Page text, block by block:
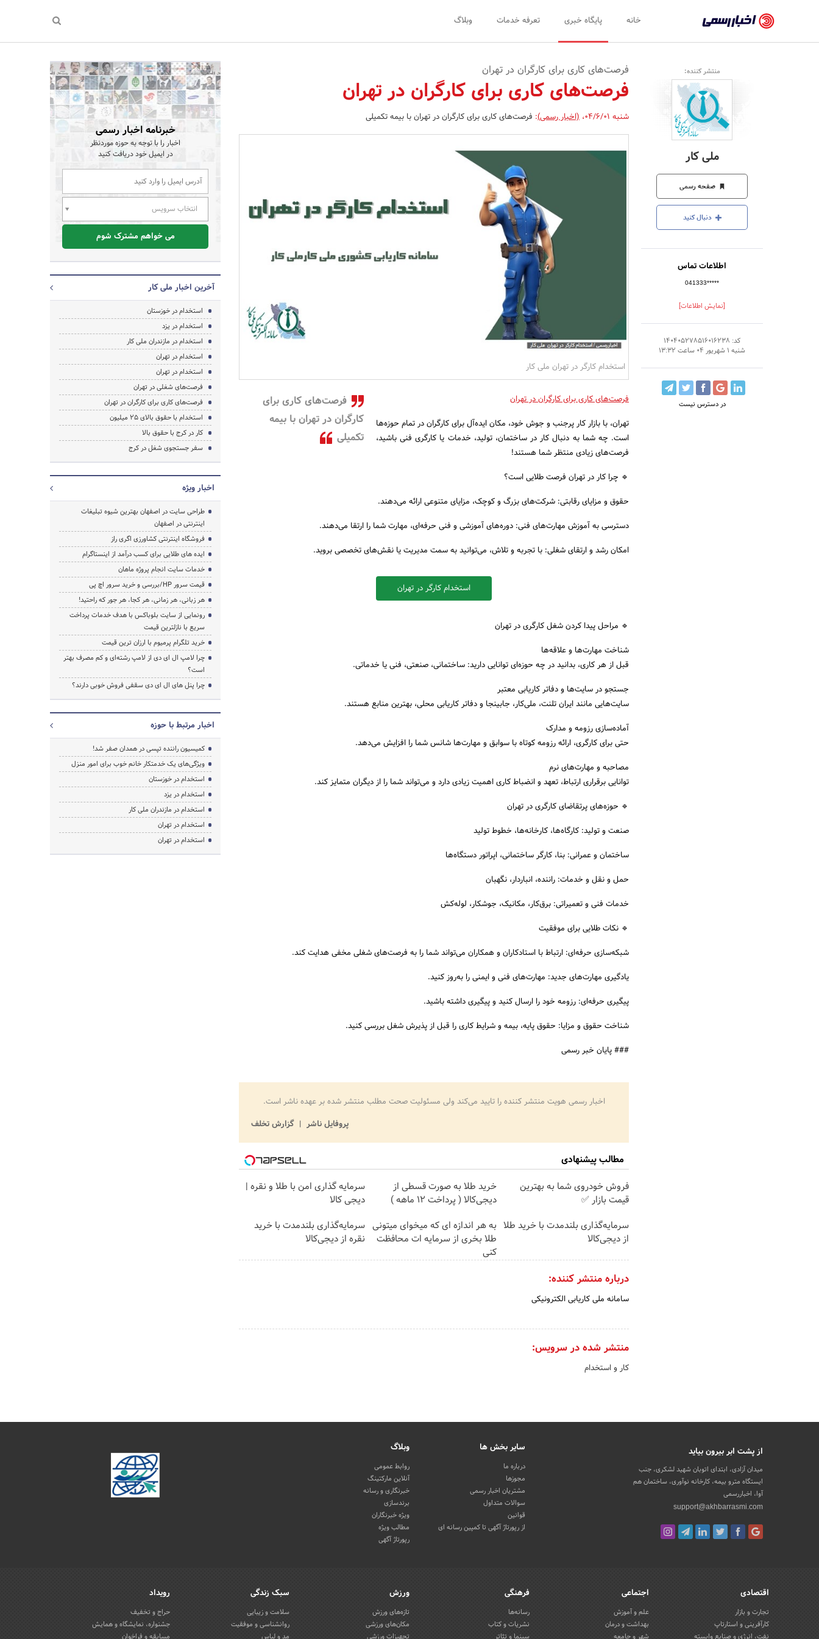
رسمی
-
اخبار
تایید
شده
شرکت‌ها،
سازمان‌ها
و
روابط
عمومی‌ها
خانه پایگاه خبری تعرفه خدمات وبلاگ
منتشر کننده:
ملی کار
صفحه رسمی
دنبال کنید
اطلاعات تماس
041333*****
[نمایش اطلاعات]
کد: 140405278516016238
شنبه 1 شهریور 04 ساعت 13:32
در دسترس نیست
فرصت‌های کاری برای کارگران در تهران
فرصت‌های کاری برای کارگران در تهران
شنبه 04/6/01 ، (اخبار رسمی): فرصت‌های کاری برای کارگران در تهران با بیمه تکمیلی
استخدام کارگر در تهران ملی کار
فرصت‌های کاری برای
کارگران در تهران با بیمه
تکمیلی
فرصت‌های کاری برای کارگران در تهران
تهران، با بازار کار پرجنب و جوش خود، مکان ایده‌آل برای کارگران در تمام حوزه‌ها
است. چه شما به دنبال کار در ساختمان، تولید، خدمات یا کارگری فنی باشید،
فرصت‌های زیادی منتظر شما هستند!
🔹 چرا کار در تهران فرصت طلایی است؟
حقوق و مزایای رقابتی: شرکت‌های بزرگ و کوچک، مزایای متنوعی ارائه می‌دهند.
دسترسی به آموزش مهارت‌های فنی: دوره‌های آموزشی و فنی حرفه‌ای، مهارت شما را ارتقا می‌دهند.
امکان رشد و ارتقای شغلی: با تجربه و تلاش، می‌توانید به سمت مدیریت یا نقش‌های تخصصی بروید.
استخدام کارگر در تهران
🔹 مراحل پیدا کردن شغل کارگری در تهران
شناخت مهارت‌ها و علاقه‌ها
قبل از هر کاری، بدانید در چه حوزه‌ای توانایی دارید: ساختمانی، صنعتی، فنی یا خدماتی.
جستجو در سایت‌ها و دفاتر کاریابی معتبر
سایت‌هایی مانند ایران تلنت، ملی‌کار، جابینجا و دفاتر کاریابی محلی، بهترین منابع هستند.
آماده‌سازی رزومه و مدارک
حتی برای کارگری، ارائه رزومه کوتاه با سوابق و مهارت‌ها شانس شما را افزایش می‌دهد.
مصاحبه و مهارت‌های نرم
توانایی برقراری ارتباط، تعهد و انضباط کاری اهمیت زیادی دارد و می‌تواند شما را از دیگران متمایز کند.
🔹 حوزه‌های پرتقاضای کارگری در تهران
صنعت و تولید: کارگاه‌ها، کارخانه‌ها، خطوط تولید
ساختمان و عمرانی: بنا، کارگر ساختمانی، اپراتور دستگاه‌ها
حمل و نقل و خدمات: راننده، انباردار، نگهبان
خدمات فنی و تعمیراتی: برق‌کار، مکانیک، جوشکار، لوله‌کش
🔹 نکات طلایی برای موفقیت
شبکه‌سازی حرفه‌ای: ارتباط با استادکاران و همکاران می‌تواند شما را به فرصت‌های شغلی مخفی هدایت کند.
یادگیری مهارت‌های جدید: مهارت‌های فنی و ایمنی را به‌روز کنید.
پیگیری حرفه‌ای: رزومه خود را ارسال کنید و پیگیری داشته باشید.
شناخت حقوق و مزایا: حقوق پایه، بیمه و شرایط کاری را قبل از پذیرش شغل بررسی کنید.
### پایان خبر رسمی
اخبار رسمی هویت منتشر کننده را تایید می‌کند ولی مسئولیت صحت مطلب منتشر شده بر عهده ناشر است.
پروفایل ناشر
گزارش تخلف
مطالب پیشنهادی
فروش خودروی شما به بهترین
قیمت بازار ✅
خرید طلا به صورت قسطی از
دیجی‌کالا ( پرداخت 12 ماهه )
سرمایه گذاری امن با طلا و نقره |
دیجی کالا
سرمایه‌گذاری بلندمدت با خرید طلا
از دیجی‌کالا
به هر اندازه ای که میخوای میتونی
طلا بخری از سرمایه ات محافظت
کنی
سرمایه‌گذاری بلندمدت با خرید
نقره از دیجی‌کالا
درباره منتشر کننده:
سامانه ملی کاریابی الکترونیکی
منتشر شده در سرویس:
کار و استخدام
خبرنامه اخبار رسمی
اخبار را با توجه به حوزه موردنظر
در ایمیل خود دریافت کنید
انتخاب سرویس
می خواهم مشترک شوم
آخرین اخبار ملی کار
استخدام در خوزستان
استخدام در یزد
استخدام در مازندران ملی کار
استخدام در تهران
استخدام در تهران
فرصت‌های شغلی در تهران
فرصت‌های کاری برای کارگران در تهران
استخدام با حقوق بالای 25 میلیون
کار در کرج با حقوق بالا
سفر جستجوی شغل در کرج
اخبار ویژه
طراحی سایت در اصفهان بهترین شیوه تبلیغات
اینترنتی در اصفهان
فروشگاه اینترنتی کشاورزی اگری راز
ایده های طلایی برای کسب درآمد از اینستاگرام
خدمات سایت انجام پروژه ماهان
قیمت سرور HP/بررسی و خرید سرور اچ پی
هر زبانی، هر زمانی، هر کجا، هر جور که راحتید!
رونمایی از سایت بلوباکس با هدف خدمات پرداخت
سریع با نازلترین قیمت
خرید تلگرام پرمیوم با ارزان ترین قیمت
چرا لامپ ال ای دی از لامپ رشته‌ای و کم مصرف بهتر
است؟
چرا پنل های ال ای دی سقفی فروش خوبی دارند؟
اخبار مرتبط با حوزه
کمیسیون راننده تپسی در همدان صفر شد!
ویژگی‌های یک خدمتکار خانم خوب برای امور منزل
استخدام در خوزستان
استخدام در یزد
استخدام در مازندران ملی کار
استخدام در تهران
استخدام در تهران
از پشت ابر بیرون بیاید
میدان آزادی، ابتدای اتوبان شهید لشکری، جنب
ایستگاه مترو بیمه، کارخانه نوآوری، ساختمان هم
آوا، اخباررسمی
support@akhbarrasmi.com
سایر بخش ها
درباره ما
مجوزها
مشتریان اخبار رسمی
سوالات متداول
قوانین
از رپورتاژ آگهی تا کمپین رسانه ای
وبلاگ
روابط عمومی
آنلاین مارکتینگ
خبرنگاری و رسانه
برندسازی
ویژه خبرنگاران
مطالب ویژه
رپورتاژ آگهی
اقتصادی
تجارت و بازار
کارآفرینی و استارتاپ
نفت، انرژی و صنایع وابسته
اجتماعی
علم و آموزش
بهداشت و درمان
شهر و جامعه
فرهنگی
رسانه‌ها
نشریات و کتاب
سینما و تئاتر
ورزش
تازه‌های ورزش
مکان‌های ورزشی
تجهیزات ورزشی
سبک زندگی
سلامت و زیبایی
روانشناسی و موفقیت
مد و لباس
رویداد
حراج و تخفیف
جشنواره، نمایشگاه و همایش
مسابقه و فراخوان